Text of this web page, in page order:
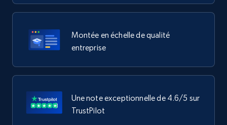
Montée en échelle de qualité
entreprise
Une note exceptionnelle de 4.6/5 sur
TrustPilot